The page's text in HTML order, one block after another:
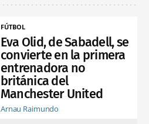
FÚTBOL
Eva Olid, de Sabadell, se
convierte en la primera
entrenadora no
británica del
Manchester United
Arnau Raimundo